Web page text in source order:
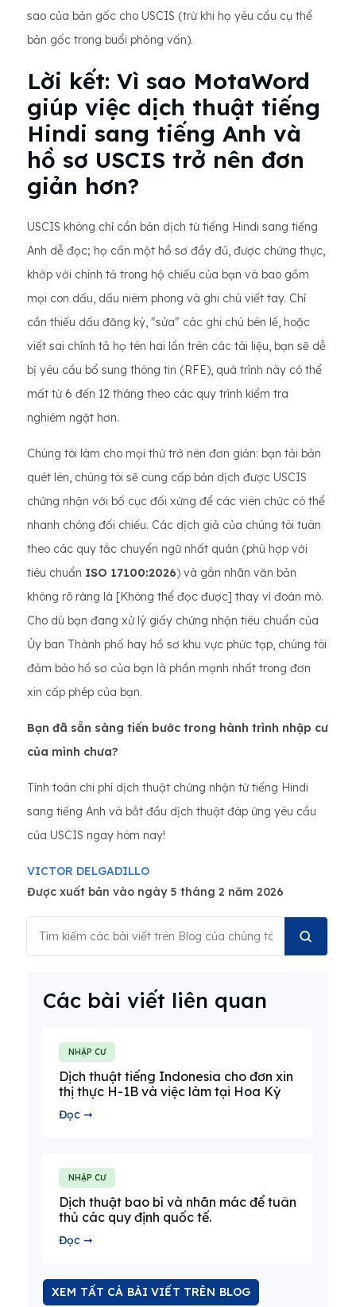
sao của bản gốc cho USCIS (trừ khi họ yêu cầu cụ thể
bản gốc trong buổi phỏng vấn).
Lời kết: Vì sao MotaWord
giúp việc dịch thuật tiếng
Hindi sang tiếng Anh và
hồ sơ USCIS trở nên đơn
giản hơn?
USCIS không chỉ cần bản dịch từ tiếng Hindi sang tiếng
Anh dễ đọc; họ cần một hồ sơ đầy đủ, được chứng thực,
khớp với chính tả trong hộ chiếu của bạn và bao gồm
mọi con dấu, dấu niêm phong và ghi chú viết tay. Chỉ
cần thiếu dấu đăng ký, "sửa" các ghi chú bên lề, hoặc
viết sai chính tả họ tên hai lần trên các tài liệu, bạn sẽ dễ
bị yêu cầu bổ sung thông tin (RFE), quá trình này có thể
mất từ ​​6 đến 12 tháng theo các quy trình kiểm tra
nghiêm ngặt hơn.
Chúng tôi làm cho mọi thứ trở nên đơn giản: bạn tải bản
quét lên, chúng tôi sẽ cung cấp bản dịch được USCIS
chứng nhận với bố cục đối xứng để các viên chức có thể
nhanh chóng đối chiếu. Các dịch giả của chúng tôi tuân
theo các quy tắc chuyển ngữ nhất quán (phù hợp với
tiêu chuẩn ISO 17100:2026) và gắn nhãn văn bản
không rõ ràng là [Không thể đọc được] thay vì đoán mò.
Cho dù bạn đang xử lý giấy chứng nhận tiêu chuẩn của
Ủy ban Thành phố hay hồ sơ khu vực phức tạp, chúng tôi
đảm bảo hồ sơ của bạn là phần mạnh nhất trong đơn
xin cấp phép của bạn.
Bạn đã sẵn sàng tiến bước trong hành trình nhập cư
của mình chưa?
Tính toán chi phí dịch thuật chứng nhận từ tiếng Hindi
sang tiếng Anh và bắt đầu dịch thuật đáp ứng yêu cầu
của USCIS ngay hôm nay!
VICTOR DELGADILLO
Được xuất bản vào ngày 5 tháng 2 năm 2026
Các bài viết liên quan
NHẬP CƯ
Dịch thuật tiếng Indonesia cho đơn xin
thị thực H-1B và việc làm tại Hoa Kỳ
Đọc ➞
NHẬP CƯ
Dịch thuật bao bì và nhãn mác để tuân
thủ các quy định quốc tế.
Đọc ➞
XEM TẤT CẢ BÀI VIẾT TRÊN BLOG